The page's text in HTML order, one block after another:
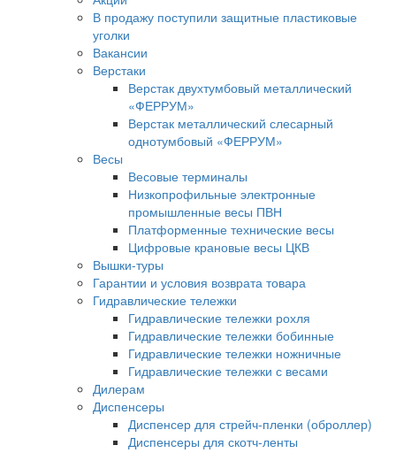
В продажу поступили защитные пластиковые
уголки
Вакансии
Верстаки
Верстак двухтумбовый металлический
«ФЕРРУМ»
Верстак металлический слесарный
однотумбовый «ФЕРРУМ»
Весы
Весовые терминалы
Низкопрофильные электронные
промышленные весы ПВН
Платформенные технические весы
Цифровые крановые весы ЦКВ
Вышки-туры
Гарантии и условия возврата товара
Гидравлические тележки
Гидравлические тележки рохля
Гидравлические тележки бобинные
Гидравлические тележки ножничные
Гидравлические тележки с весами
Дилерам
Диспенсеры
Диспенсер для стрейч-пленки (оброллер)
Диспенсеры для скотч-ленты